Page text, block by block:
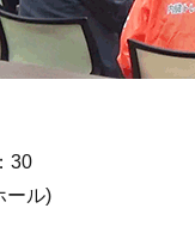
30
ル)